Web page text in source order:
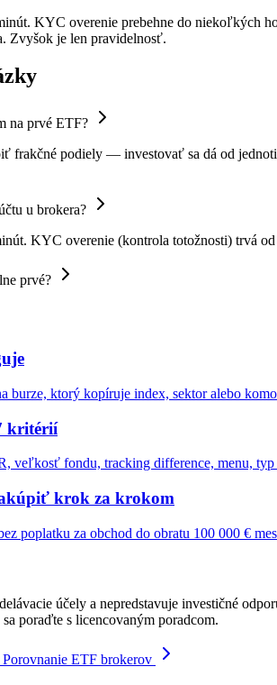
KYC overenie prebehne do niekoľkých
Zvyšok je len pravidelnosť.
na prvé ETF?
frakčné podiely — investovať sa dá od
u brokera?
KYC overenie (kontrola totožnosti) trvá
prvé?
burze, ktorý kopíruje index, sektor alebo
kritérií
veľkosť fondu, tracking difference, menu,
krok za krokom
poplatku za obchod do obratu 100 000 €
účely a nepredstavuje investičné
poraďte s licencovaným poradcom.
Porovnanie ETF brokerov